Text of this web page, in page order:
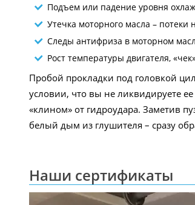
Подъем или падение уровня
Утечка моторного масла – потеки
Следы антифриза в моторном
Рост температуры двигателя,
Пробой прокладки под головкой
условии, что вы не ликвидируете
«клином» от гидроудара. Заметив
белый дым из глушителя – сразу
Наши сертификаты